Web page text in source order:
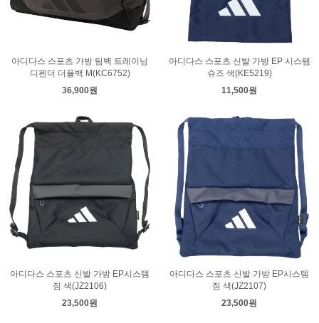
아디다스 스포츠 가방 팀백 트레이닝
디펜더 더플백 M(KC6752)
36,900원
아디다스 스포츠 신발 가방 EP 시스템
슈즈 색(KE5219)
11,500원
아디다스 스포츠 신발 가방 EP시스템
짐 색(JZ2106)
23,500원
아디다스 스포츠 신발 가방 EP시스템
짐 색(JZ2107)
23,500원